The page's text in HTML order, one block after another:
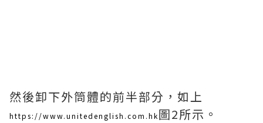
然後卸下外筒體的前半部分，如上
https://www.unitedenglish.com.hk圖2所示。